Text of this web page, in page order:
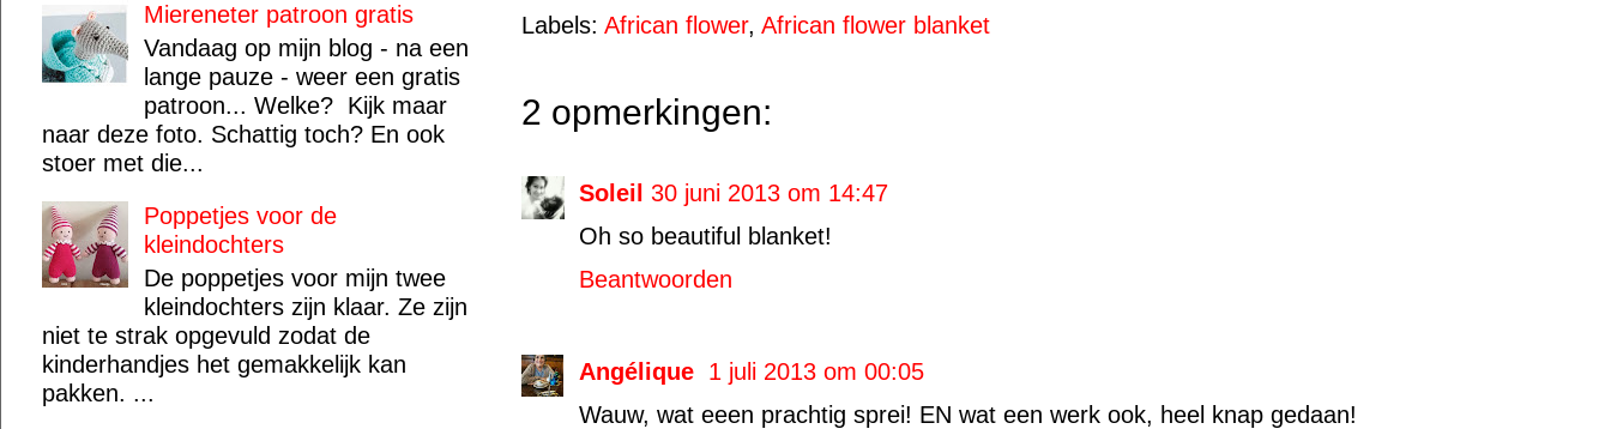
Labels: African flower, African flower blanket
2 opmerkingen:
Soleil 30 juni 2013 om 14:47
Oh so beautiful blanket!
Beantwoorden
Angélique 1 juli 2013 om 00:05
Wauw, wat eeen prachtig sprei! EN wat een werk ook, heel knap gedaan!
Miereneter patroon gratis
Vandaag op mijn blog - na een
lange pauze - weer een gratis
patroon... Welke? Kijk maar
naar deze foto. Schattig toch? En ook
stoer met die...
Poppetjes voor de
kleindochters
De poppetjes voor mijn twee
kleindochters zijn klaar. Ze zijn
niet te strak opgevuld zodat de
kinderhandjes het gemakkelijk kan
pakken. ...